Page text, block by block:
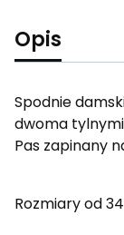
Opis
Spodnie
dwoma
Pas zapinany
Rozmiary od